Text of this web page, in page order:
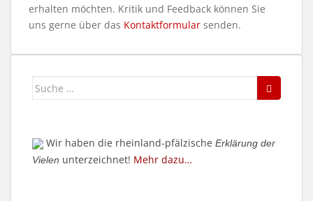
erhalten möchten. Kritik und Feedback können Sie
uns gerne über das Kontaktformular senden.
Suche
Wir haben die rheinland-pfälzische Erklärung der
Vielen unterzeichnet! Mehr dazu…